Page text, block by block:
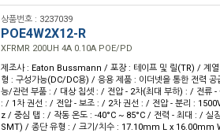
상품번호 : 3237039
POE4W2X12-R
XFRMR 200UH 4A 0.10A POE/PD
제조사 : Eaton Bussmann / 포장 : 테이프 및 릴(TR) / 계
형 : 구성가능(DC/DC용) / 응용 제품 : 이더넷을 통한 전력
능/관련 부품 : / 대상 칩셋 : / 전압 - 2차(최대 부하) : / 전류
: / 1차 권선 : / 전압 - 보조 : / 2차 권선 : / 전압 - 분리 :
z / 중심 탭 : / 작동 온도 : -40°C ~ 85°C / 전력 - 최대 : / 실
SMT) / 종단 유형 : / 크기/치수 : 17.10mm L x 16.00mm